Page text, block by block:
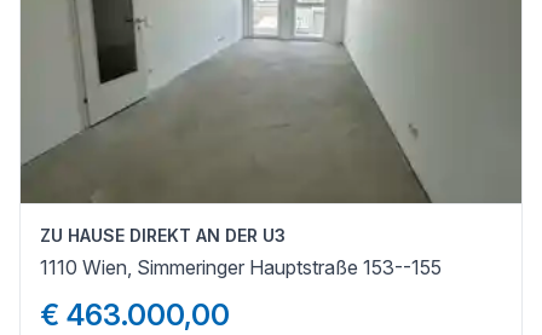
ZU HAUSE DIREKT AN DER U3
1110 Wien, Simmeringer Hauptstraße 153--155
€ 463.000,00